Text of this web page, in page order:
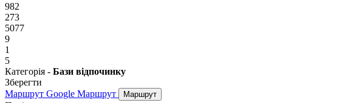
982
273
5077
9
1
5
Категорія - Бази відпочинку
Зберегти
Маршрут Google Маршрут Маршрут